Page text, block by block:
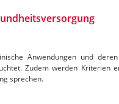
Anwendungen und
Zudem werden Kriterien
sprechen.